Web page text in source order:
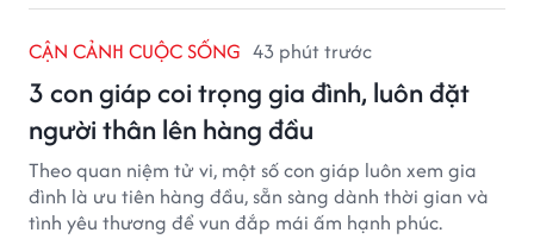
CẬN CẢNH CUỘC SỐNG 43 phút trước
3 con giáp coi trọng gia đình, luôn đặt
người thân lên hàng đầu
Theo quan niệm tử vi, một số con giáp luôn xem gia
đình là ưu tiên hàng đầu, sẵn sàng dành thời gian và
tình yêu thương để vun đắp mái ấm hạnh phúc.